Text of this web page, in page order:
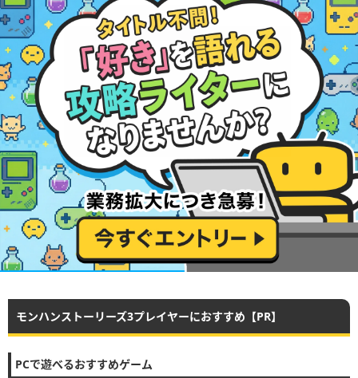
モンハンストーリーズ3プレイヤーにおすすめ【PR】
PCで遊べるおすすめゲーム